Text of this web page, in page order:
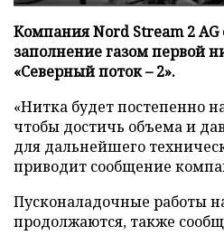
Компания Nord Stream 2
заполнение газом первой
«Северный поток – 2».
«Нитка будет постепенно
чтобы достичь объема и
для дальнейшего
приводит сообщение
Пусконаладочные работы
продолжаются, также